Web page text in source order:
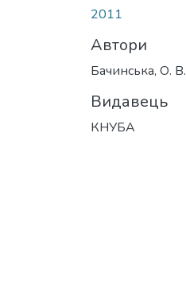
2011
Автори
Бачинська, О. В.
Видавець
КНУБА